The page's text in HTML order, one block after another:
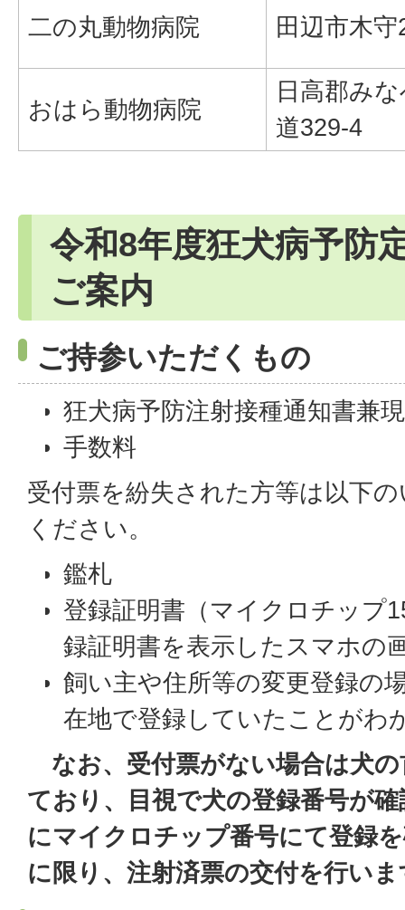
二の丸動物病院 田辺市木守
おはら動物病院
日高郡み
道329-4
令和8年度狂犬病予防
ご案内
ご持参いただくもの
狂犬病予防注射接種通知書兼
手数料
受付票を紛失された方等は以下
ください。
鑑札
登録証明書（マイクロチップ
録証明書を表示したスマホの
飼い主や住所等の変更登録の
在地で登録していたことがわ
なお、受付票がない場合は犬
ており、目視で犬の登録番号が
にマイクロチップ番号にて登録
に限り、注射済票の交付を行いま